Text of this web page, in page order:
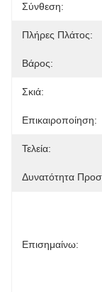
Σύνθεση:
Πλήρες Πλάτος:
Βάρος:
Σκιά:
Επικαιροποίηση:
Τελεία:
Δυνατότητα
Επισημαίνω: